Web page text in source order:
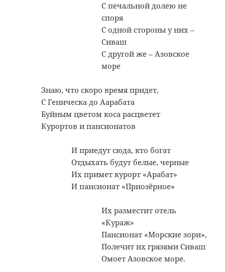
С печальной долею не
споря
С одной стороны у них –
Сиваш
С другой же – Азовское
море
Знаю, что скоро время придет,
С Геническа до Аарабата
Буйным цветом коса расцветет
Курортов и пансионатов
И приедут сюда, кто богат
Отдыхать будут белые, черные
Их примет курорт «Арабат»
И пансионат «Приозёрное»
Их разместит отель
«Кураж»
Пансионат «Морские зори»,
Полечит их грязями Сиваш
Омоет Азовское море.